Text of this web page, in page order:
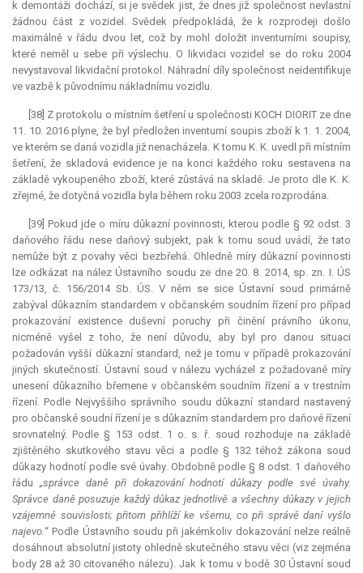
k demontáži dochází, si je svědek jist, že dnes již společnost nevlastní
žádnou část z vozidel. Svědek předpokládá, že k rozprodeji došlo
maximálně v řádu dvou let, což by mohl doložit inventurními soupisy,
které neměl u sebe při výslechu. O likvidaci vozidel se do roku 2004
nevystavoval likvidační protokol. Náhradní díly společnost neidentifikuje
ve vazbě k původnímu nákladnímu vozidlu.
[38] Z protokolu o místním šetření u společnosti KOCH DIORIT ze dne
11. 10. 2016 plyne, že byl předložen inventurní soupis zboží k 1. 1. 2004,
ve kterém se daná vozidla již nenacházela. K tomu K. K. uvedl při místním
šetření, že skladová evidence je na konci každého roku sestavena na
základě vykoupeného zboží, které zůstává na skladě. Je proto dle K. K.
zřejmé, že dotyčná vozidla byla během roku 2003 zcela rozprodána.
[39] Pokud jde o míru důkazní povinnosti, kterou podle § 92 odst. 3
daňového řádu nese daňový subjekt, pak k tomu soud uvádí, že tato
nemůže být z povahy věci bezbřehá. Ohledně míry důkazní povinnosti
lze odkázat na nález Ústavního soudu ze dne 20. 8. 2014, sp. zn. I. ÚS
173/13, č. 156/2014 Sb. ÚS. V něm se sice Ústavní soud primárně
zabýval důkazním standardem v občanském soudním řízení pro případ
prokazování existence duševní poruchy při činění právního úkonu,
nicméně vyšel z toho, že není důvodu, aby byl pro danou situaci
požadován vyšší důkazní standard, než je tomu v případě prokazování
jiných skutečností. Ústavní soud v nálezu vycházel z požadované míry
unesení důkazního břemene v občanském soudním řízení a v trestním
řízení. Podle Nejvyššího správního soudu důkazní standard nastavený
pro občanské soudní řízení je s důkazním standardem pro daňové řízení
srovnatelný. Podle § 153 odst. 1 o. s. ř. soud rozhoduje na základě
zjištěného skutkového stavu věci a podle § 132 téhož zákona soud
důkazy hodnotí podle své úvahy. Obdobně podle § 8 odst. 1 daňového
řádu „správce daně při dokazování hodnotí důkazy podle své úvahy.
Správce daně posuzuje každý důkaz jednotlivě a všechny důkazy v jejich
vzájemné souvislosti; přitom přihlíží ke všemu, co při správě daní vyšlo
najevo.“ Podle Ústavního soudu při jakémkoliv dokazování nelze reálně
dosáhnout absolutní jistoty ohledně skutečného stavu věci (viz zejména
body 28 až 30 citovaného nálezu). Jak k tomu v bodě 30 Ústavní soud